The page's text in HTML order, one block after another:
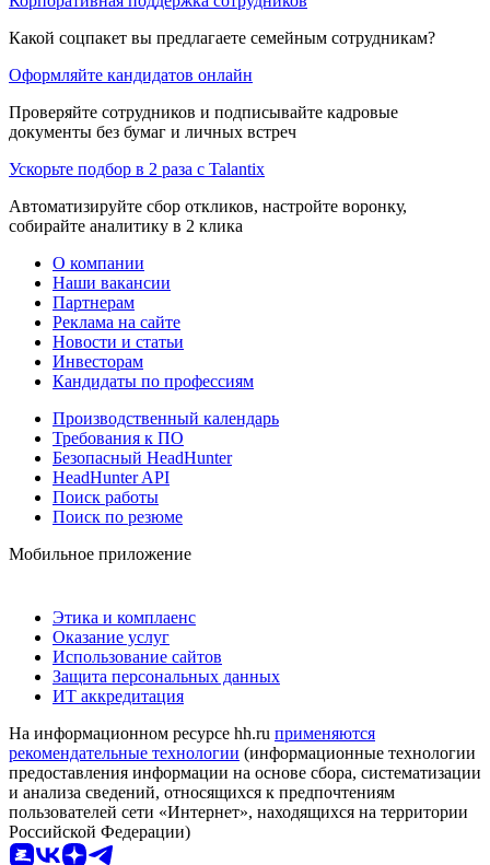
Какой соцпакет вы предлагаете семейным сотрудникам?
Оформляйте кандидатов онлайн
Проверяйте сотрудников и подписывайте кадровые
документы без бумаг и личных встреч
Ускорьте подбор в 2 раза с Talantix
Автоматизируйте сбор откликов, настройте воронку,
собирайте аналитику в 2 клика
О компании
Наши вакансии
Партнерам
Реклама на сайте
Новости и статьи
Инвесторам
Кандидаты по профессиям
Производственный календарь
Требования к ПО
Безопасный HeadHunter
HeadHunter API
Поиск работы
Поиск по резюме
Мобильное приложение
Этика и комплаенс
Оказание услуг
Использование сайтов
Защита персональных данных
ИТ аккредитация
На информационном ресурсе hh.ru применяются
рекомендательные технологии (информационные технологии
предоставления информации на основе сбора, систематизации
и анализа сведений, относящихся к предпочтениям
пользователей сети «Интернет», находящихся на территории
Российской Федерации)